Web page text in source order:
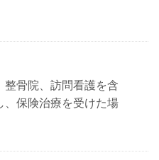
整骨院、訪問看護を含
、保険治療を受けた場